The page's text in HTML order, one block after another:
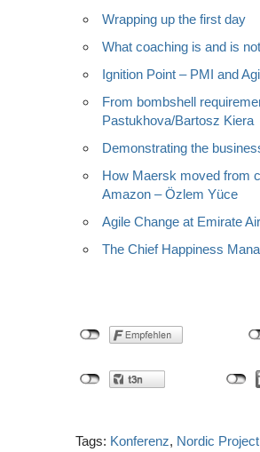
Wrapping up the first day
What coaching is and is
Ignition Point – PMI and
From bombshell
Pastukhova/Bartosz Kiera
Demonstrating the
How Maersk moved from
Amazon – Özlem Yüce
Agile Change at Emirate
The Chief Happiness
Tags: Konferenz, Nordic